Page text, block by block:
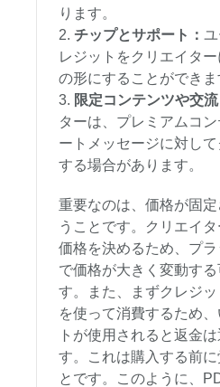
ります。
チップとサポート：
レジットをクリエイタ
の形にすることができま
限定コンテンツや交流
ターは、プレミアムコ
ートメッセージに対し
する場合があります。
重要なのは、価格が固
うことです。クリエイ
価格を決めるため、プ
で価格が大きく変動す
す。また、まずクレジ
を使って消費するため
トが使用されると返金
す。これは購入する前
とです。このように、